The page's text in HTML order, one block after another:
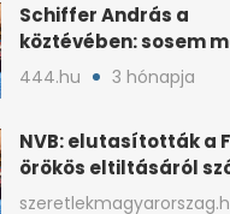
Schiffer András a
köztévében: sosem
ki fog nyerni
444.hu 3 hónapja
NVB: elutasították a
örökös eltiltásáról
népszavazást